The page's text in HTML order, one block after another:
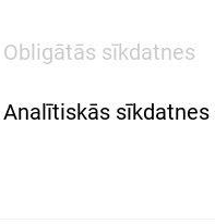
un ārstniecības
Obligātās sīkdatnes
Analītiskās sīkdatnes